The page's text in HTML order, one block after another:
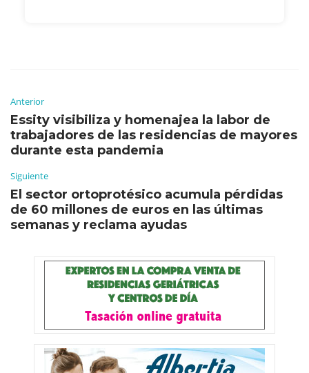
Anterior
Essity visibiliza y homenajea la labor de
trabajadores de las residencias de mayores
durante esta pandemia
Siguiente
El sector ortoprotésico acumula pérdidas
de 60 millones de euros en las últimas
semanas y reclama ayudas